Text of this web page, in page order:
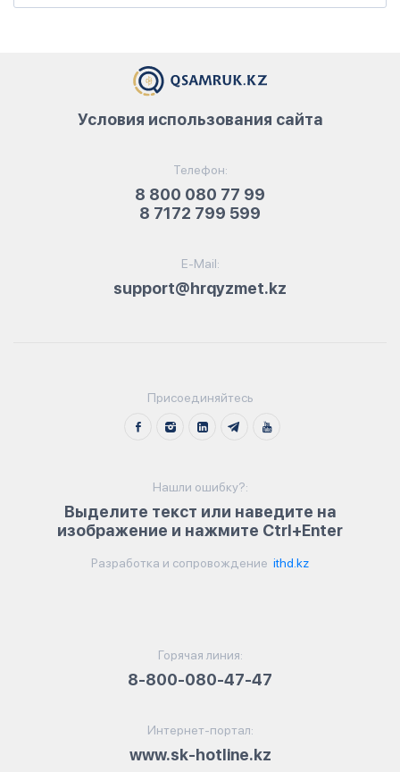
Телефон:
8 800 080 77 99
8 7172 799 599
E-Mail:
support@hrqyzmet.kz
Условия использования сайта
Присоединяйтесь
Нашли ошибку?:
Выделите текст или наведите на
изображение и нажмите Ctrl+Enter
Разработка и сопровождение ithd.kz
Горячая линия:
8-800-080-47-47
Интернет-портал:
www.sk-hotline.kz